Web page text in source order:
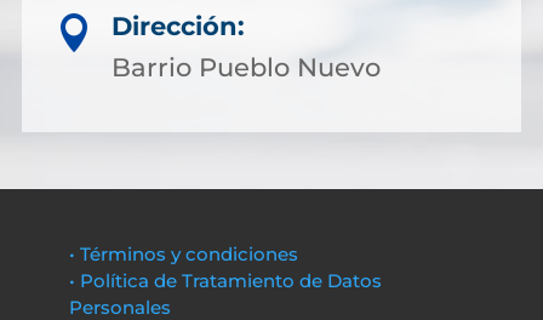

Dirección:
Barrio Pueblo Nuevo
• Términos y condiciones
• Política de Tratamiento de Datos
Personales